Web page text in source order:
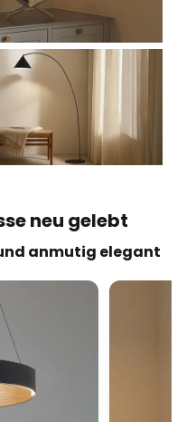
neu gelebt
anmutig elegant